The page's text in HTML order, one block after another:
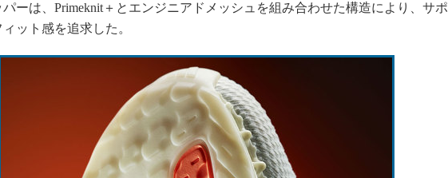
ーは、Primeknit＋とエンジニアドメッシュを組み合わせた構造により、サポ
ット感を追求した。